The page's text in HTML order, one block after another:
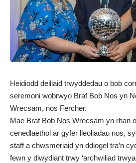
Heidiodd deiliaid trwyddedau o bob
seremoni wobrwyo Braf Bob Nos yn
Wrecsam, nos Fercher.
Mae Braf Bob Nos Wrecsam yn rhan
cenedlaethol ar gyfer lleoliadau nos,
staff a chwsmeriaid yn ddiogel tra’n
fewn y diwydiant trwy ‘archwiliad